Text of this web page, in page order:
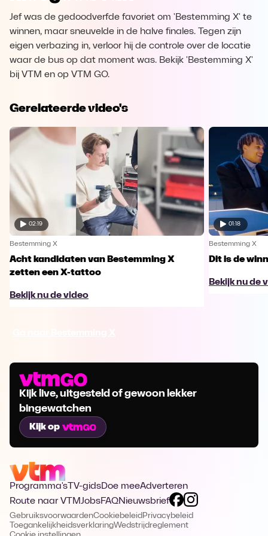
Jef was de gedoodverfde favoriet om 'Bestemming X' te
winnen, maar sneuvelde in de halve finales. Tegen zijn
eigen verbazing in, verloor hij de controle over de locatie
waar de bus op dat moment was. Bekijk 'Bestemming X'
bij VTM en op VTM GO.
Gerelateerde video's
02:19
Bestemming X
Acht kandidaten van Bestemming X
zetten een X-tattoo
Bekijk nu de video
01:18
Bestemming X
Dit is de
Bekijk nu de
Kijk live, uitgesteld of gewoon lekker
bingewatchen
Kijk op
Programma's TV-gidsDoe meeAdverteren
Route naar VTMJobsFAQNieuwsbrief
GebruiksvoorwaardenCookiebeleid Privacybeleid
ToegankelijkheidsverklaringWedstrijdreglement